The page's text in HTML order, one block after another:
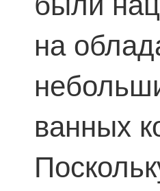
на
ванных